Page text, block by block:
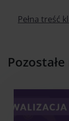
Pełna treść